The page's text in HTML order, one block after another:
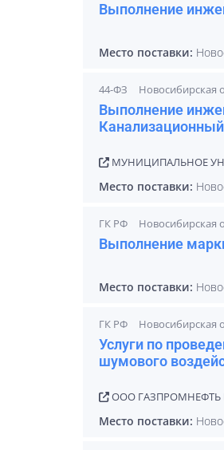
Выполнение
Место поставки:
44-ФЗ Новосибирская
Выполнение
МУНИЦИПАЛЬНОЕ
Место поставки:
ГК РФ Новосибирская
Выполнение
Место поставки:
ГК РФ Новосибирская
Услуги по
шумового
ООО ГАЗПРОМНЕФТЬ
Место поставки: